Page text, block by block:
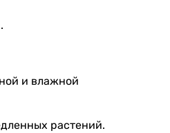
и влажной
растений.